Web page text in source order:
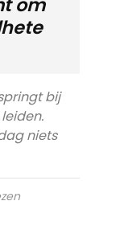
bij
niets